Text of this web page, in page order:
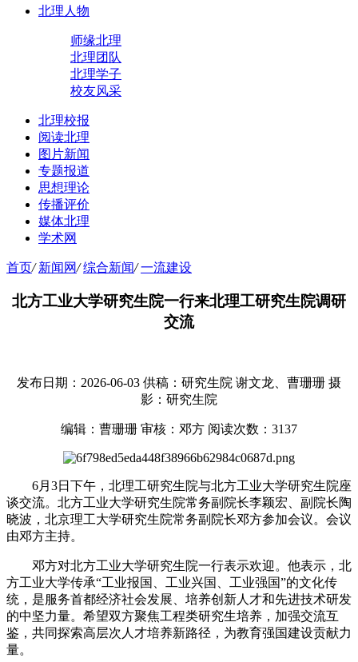
北理人物
师缘北理
北理团队
北理学子
校友风采
北理校报
阅读北理
图片新闻
专题报道
思想理论
传播评价
媒体北理
学术网
首页/ 新闻网/ 综合新闻/ 一流建设
北方工业大学研究生院一行来北理工研究生院调研
交流
发布日期：2026-06-03 供稿：研究生院 谢文龙、曹珊珊 摄
影：研究生院
编辑：曹珊珊 审核：邓方 阅读次数： 3137
6月3日下午，北理工研究生院与北方工业大学研究生院座
谈交流。北方工业大学研究生院常务副院长李颖宏、副院长陶
晓波，北京理工大学研究生院常务副院长邓方参加会议。会议
由邓方主持。
邓方对北方工业大学研究生院一行表示欢迎。他表示，北
方工业大学传承“工业报国、工业兴国、工业强国”的文化传
统，是服务首都经济社会发展、培养创新人才和先进技术研发
的中坚力量。希望双方聚焦工程类研究生培养，加强交流互
鉴，共同探索高层次人才培养新路径，为教育强国建设贡献力
量。